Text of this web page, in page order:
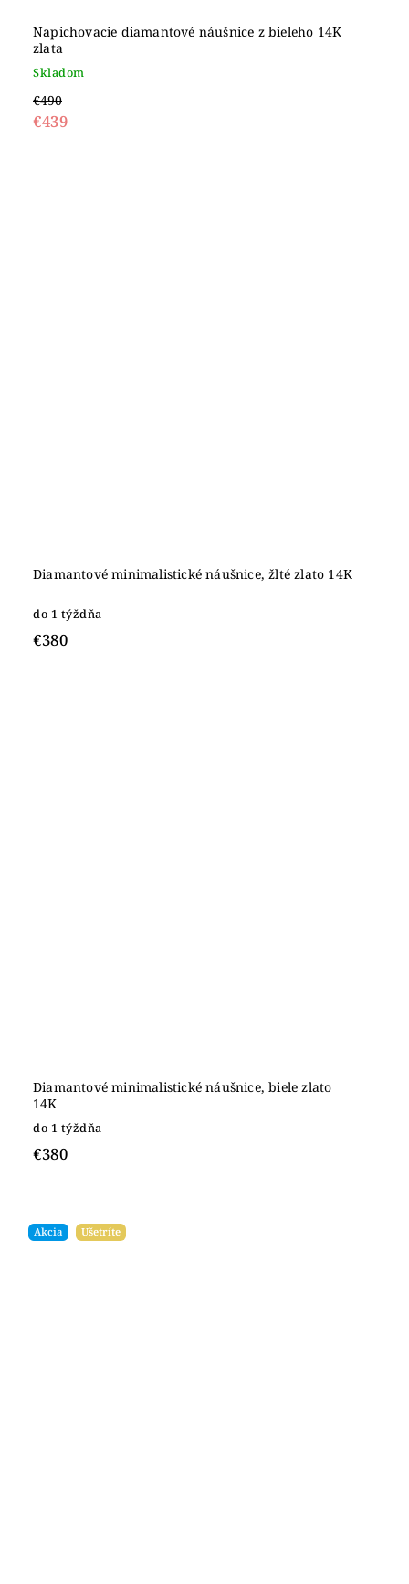
Napichovacie diamantové náušnice z bieleho 14K
zlata
Skladom
€490
€439
Diamantové minimalistické náušnice, žlté zlato 14K
do 1 týždňa
€380
Diamantové minimalistické náušnice, biele zlato
14K
do 1 týždňa
€380
Akcia Ušetríte